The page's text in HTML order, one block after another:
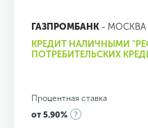
ГАЗПРОМБАНК - МОСКВА
КРЕДИТ НАЛИЧНЫМИ
ПОТРЕБИТЕЛЬСКИХ
Процентная ставка
от 5.90%